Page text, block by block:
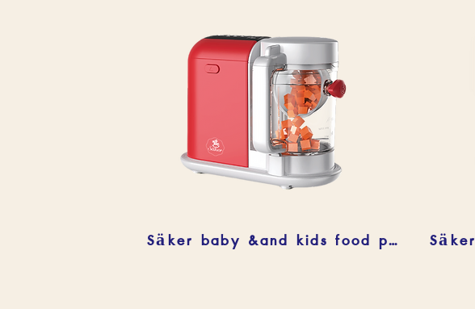
Säker baby &and kids food processor